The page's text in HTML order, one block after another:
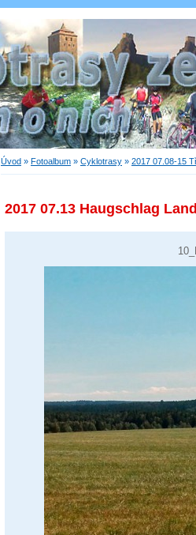
Úvod » Fotoalbum » Cyklotrasy » 2017 07.08-15
2017 07.13 Haugschlag